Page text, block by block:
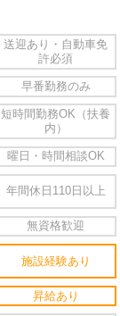
送迎あり・自動車免
許必須
早番勤務のみ
短時間勤務OK（扶養
内）
曜日・時間相談OK
年間休日110日以上
無資格歓迎
施設経験あり
昇給あり